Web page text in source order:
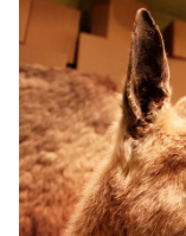
den
Betrieb
der
Seite
notwendig
sind
(funktionale
Cookies),